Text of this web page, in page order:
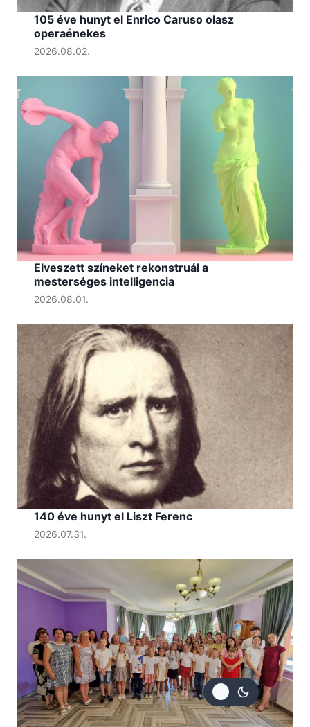
105 éve hunyt el Enrico Caruso olasz
operaénekes
2026.08.02.
Elveszett színeket rekonstruál a
mesterséges intelligencia
2026.08.01.
140 éve hunyt el Liszt Ferenc
2026.07.31.